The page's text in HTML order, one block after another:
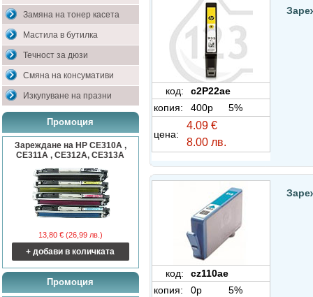
Замяна на тонер касета
Мастила в бутилка
Течност за дюзи
Смяна на консумативи
Изкупуване на празни
Промоция
Зареждане на HP CE310A ,
CE311A , CE312A, CE313A
13,80 € (26,99 лв.)
+ добави в количката
Промоция
код:
c2P22ae
копия:
400p 5%
цена:
4.09 €
8.00 лв.
код:
cz110ae
копия:
0p 5%